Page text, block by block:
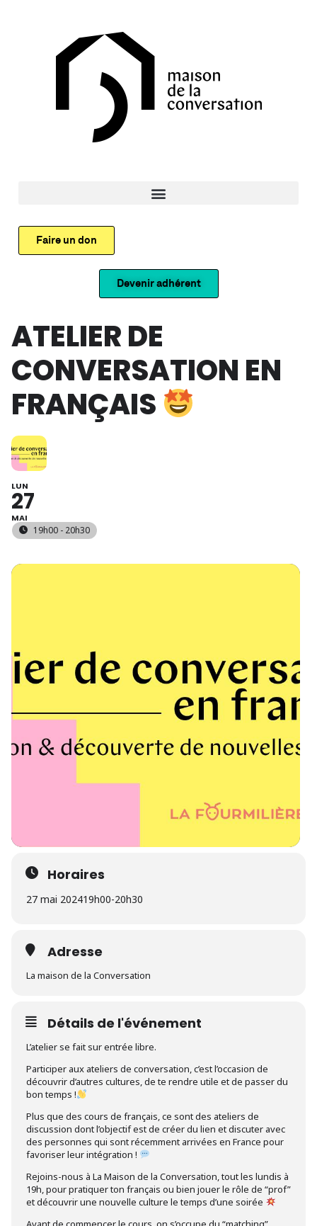
Faire un don
Devenir adhérent
ATELIER DE
CONVERSATION EN
FRANÇAIS
LUN
27
MAI
19h00 - 20h30
Horaires
27 mai 202419h00-20h30
Adresse
La maison de la Conversation
Détails de l'événement
L’atelier se fait sur entrée libre.
Participer aux ateliers de conversation, c’est l’occasion de
découvrir d’autres cultures, de te rendre utile et de passer du
bon temps !
Plus que des cours de français, ce sont des ateliers de
discussion dont l’objectif est de créer du lien et discuter avec
des personnes qui sont récemment arrivées en France pour
favoriser leur intégration !
Rejoins-nous à La Maison de la Conversation, tout les lundis à
19h, pour pratiquer ton français ou bien jouer le rôle de “prof”
et découvrir une nouvelle culture le temps d’une soirée